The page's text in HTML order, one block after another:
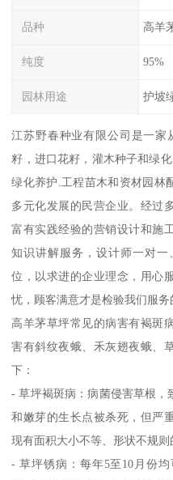
品种 高羊
纯度 95%
园林用途 护坡
江苏野春种业有限公司是一
籽，进口花籽，灌木种子和绿
绿化养护.工程苗木和资材园林
多元化发展的民营企业。经过
富有实践经验的营销设计和施
知识讲解服务，设计师一对
位，以求进的企业理念，用心
忧，顾客满意才是检验我们服务
高羊茅草坪常见的病害有褐斑
害有斜纹夜蛾、禾灰翅夜蛾、
下：
- 草坪褐斑病：病菌侵害草根，
和嫩芽的生长点被杀死，但严
现有面积大小不等、形状不规则
- 草坪锈病：每年5至10月份